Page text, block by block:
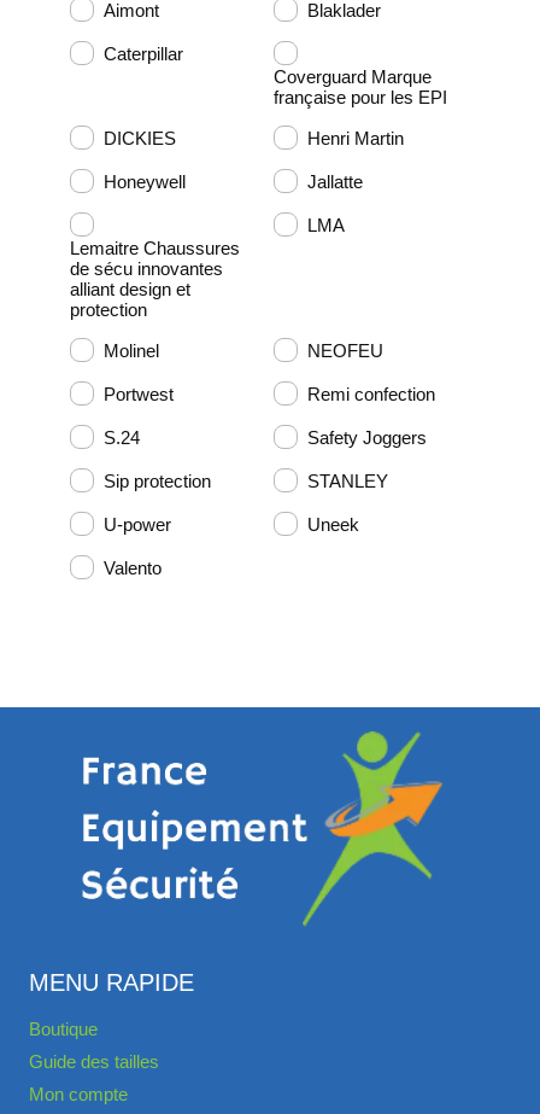
Aimont Blaklader
Caterpillar
Coverguard Marque
française pour les EPI
DICKIES
Henri Martin
Honeywell Jallatte
Lemaitre Chaussures
de sécu innovantes
alliant design et
protection
LMA
Molinel NEOFEU
Portwest Remi confection
S.24 Safety Joggers
Sip protection STANLEY
U-power Uneek
Valento
MENU RAPIDE
Boutique
Guide des tailles
Mon compte